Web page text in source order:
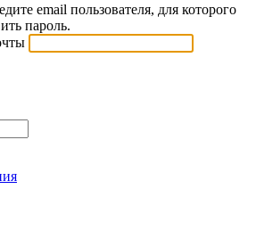
email пользователя, для которого
пароль.